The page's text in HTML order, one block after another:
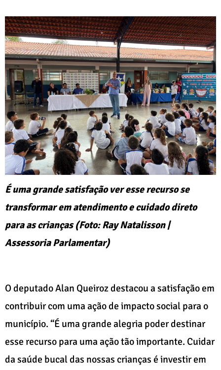
É uma grande satisfação ver esse recurso se
transformar em atendimento e cuidado direto
para as crianças (Foto: Ray Natalisson |
Assessoria Parlamentar)
O deputado Alan Queiroz destacou a satisfação em
contribuir com uma ação de impacto social para o
município. “É uma grande alegria poder destinar
esse recurso para uma ação tão importante. Cuidar
da saúde bucal das nossas crianças é investir em